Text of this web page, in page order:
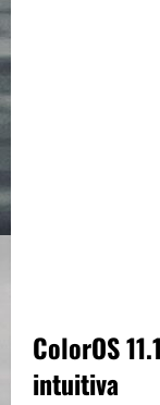
ColorOS
intuitiva